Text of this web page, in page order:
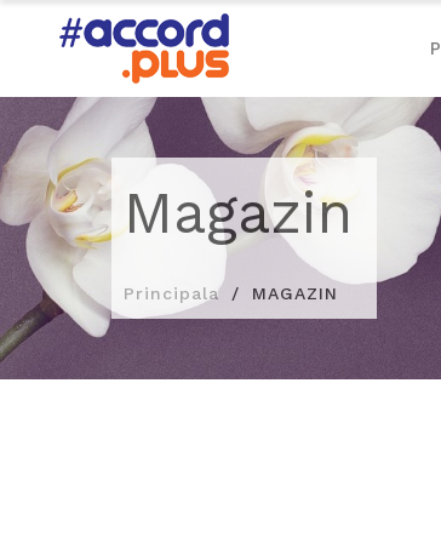
Magazin
Principala MAGAZIN